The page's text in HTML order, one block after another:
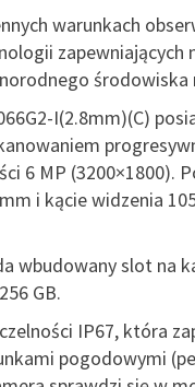
warunkach
zapewniających
I(2.8mm)(C)
6 MP (3200×1800).
i kącie widzenia
wbudowany slot na
GB.
IP67, która
pogodowymi